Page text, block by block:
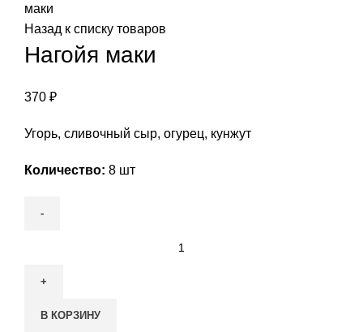
маки
Назад к списку товаров
Нагойя маки
370 ₽
Угорь, сливочный сыр, огурец, кунжут
Количество: 8 шт
Нагойя
В КОРЗИНУ